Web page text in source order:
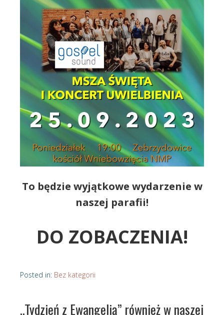
To będzie wyjątkowe wydarzenie w
naszej parafii!
DO ZOBACZENIA!
Posted in: Bez kategorii
„Tydzień z Ewangelią” również w naszej